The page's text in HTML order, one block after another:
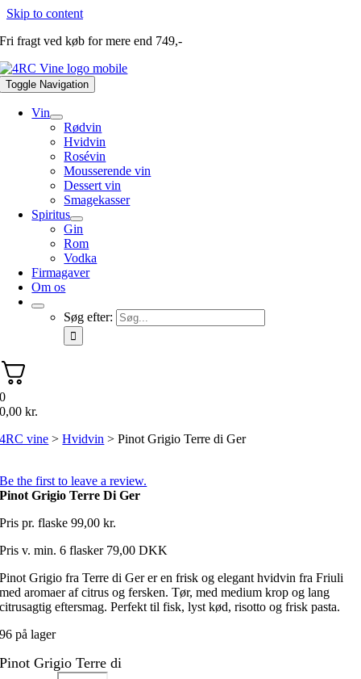
Skip to content
Fri fragt ved køb for mere end 749,-
Toggle Navigation
Vin
Rødvin
Hvidvin
Rosévin
Mousserende vin
Dessert vin
Smagekasser
Spiritus
Gin
Rom
Vodka
Firmagaver
Om os
Søg efter:
0
0,00kr.
4RC vine >Hvidvin >Pinot Grigio Terre di Ger
Be the first to leave a review.
Pinot Grigio Terre Di Ger
Pris pr. flaske99,00kr.
Pris v. min. 6 flasker 79,00 DKK
Pinot Grigio fra Terre di Ger er en frisk og elegant hvidvin fra Friuli
med aromaer af citrus og fersken. Tør, med medium krop og lang
citrusagtig eftersmag. Perfekt til fisk, lyst kød, risotto og frisk pasta.
96 på lager
Pinot Grigio Terre di